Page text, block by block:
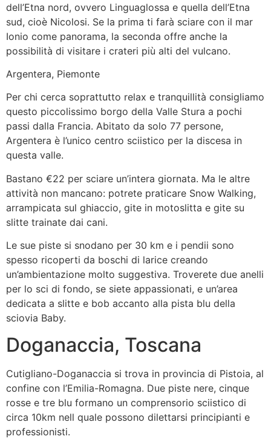
dell’Etna nord, ovvero Linguaglossa e quella dell’Etna
sud, cioè Nicolosi. Se la prima ti farà sciare con il mar
Ionio come panorama, la seconda offre anche la
possibilità di visitare i crateri più alti del vulcano.
Argentera, Piemonte
Per chi cerca soprattutto relax e tranquillità consigliamo
questo piccolissimo borgo della Valle Stura a pochi
passi dalla Francia. Abitato da solo 77 persone,
Argentera è l’unico centro sciistico per la discesa in
questa valle.
Bastano €22 per sciare un’intera giornata. Ma le altre
attività non mancano: potrete praticare Snow Walking,
arrampicata sul ghiaccio, gite in motoslitta e gite su
slitte trainate dai cani.
Le sue piste si snodano per 30 km e i pendii sono
spesso ricoperti da boschi di larice creando
un’ambientazione molto suggestiva. Troverete due anelli
per lo sci di fondo, se siete appassionati, e un’area
dedicata a slitte e bob accanto alla pista blu della
sciovia Baby.
Doganaccia, Toscana
Cutigliano-Doganaccia si trova in provincia di Pistoia, al
confine con l’Emilia-Romagna. Due piste nere, cinque
rosse e tre blu formano un comprensorio sciistico di
circa 10km nell quale possono dilettarsi principianti e
professionisti.